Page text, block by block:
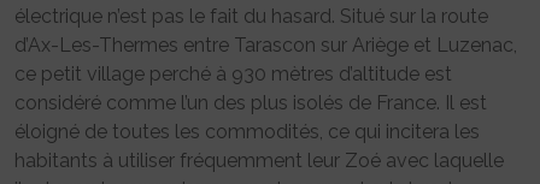
électrique n’est pas le fait du hasard. Situé sur la route
d’Ax-Les-Thermes entre Tarascon sur Ariège et Luzenac,
ce petit village perché à 930 mètres d’altitude est
considéré comme l’un des plus isolés de France. Il est
éloigné de toutes les commodités, ce qui incitera les
habitants à utiliser fréquemment leur Zoé avec laquelle